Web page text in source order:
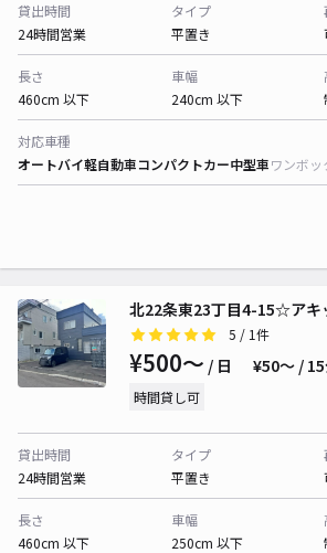
貸出時間
24時間営業
タイプ
平置き
長さ
460cm 以下
車幅
240cm 以下
対応車種
オートバイ軽自動車コンパクトカー中型車ワンボッ
北22条東23丁目4-15☆アキ
5 / 1件
¥500〜 / 日 ¥50〜 /
時間貸し可
貸出時間
24時間営業
タイプ
平置き
長さ
460cm 以下
車幅
250cm 以下